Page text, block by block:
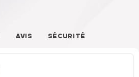
AVIS SÉCURITÉ